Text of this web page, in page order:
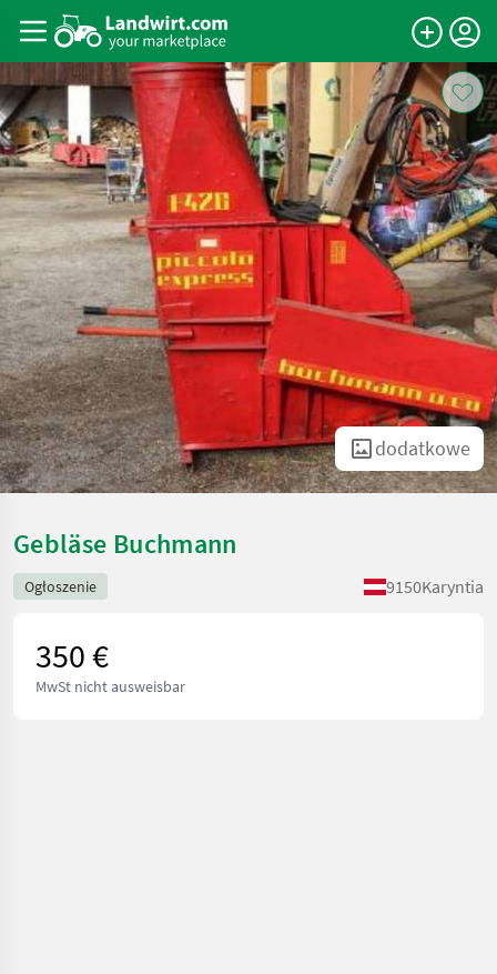
dodatkowe
Gebläse Buchmann
Ogłoszenie 9150Karyntia
350 €
MwSt nicht ausweisbar